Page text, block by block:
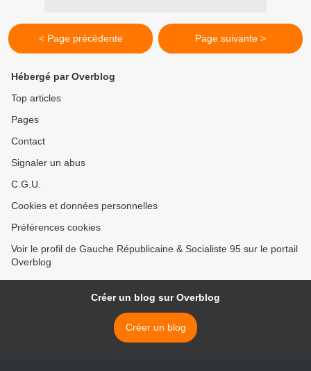
< Page précédente Page suivante >
Hébergé par Overblog
Top articles
Pages
Contact
Signaler un abus
C.G.U.
Cookies et données personnelles
Préférences cookies
Voir le profil de Gauche Républicaine & Socialiste 95 sur le portail
Overblog
Créer un blog sur Overblog
Créer un blog